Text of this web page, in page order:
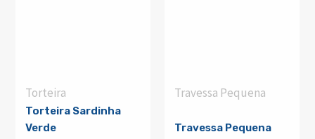
Torteira
Torteira Sardinha
Verde
Travessa Pequena
Travessa Pequena